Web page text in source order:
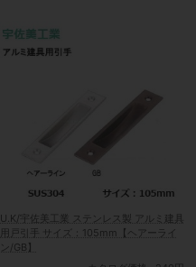
U.K/宇佐美工業 ステンレス製 アルミ建具
用戸引手 サイズ：105mm【ヘアーライ
ン/GB】